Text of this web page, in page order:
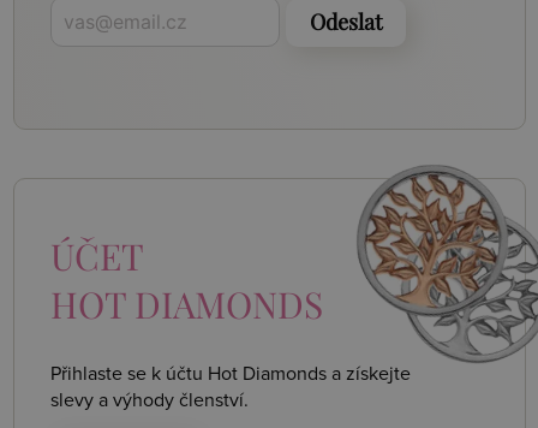
Odeslat
ÚČET
HOT DIAMONDS
Přihlaste se k účtu Hot Diamonds a získejte
slevy a výhody členství.